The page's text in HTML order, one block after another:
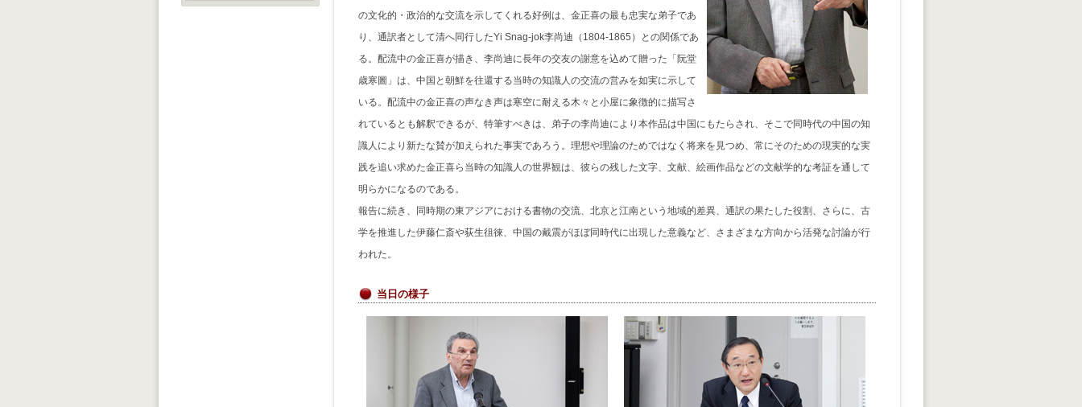
の文化的・政治的な交流を示してくれる好例は、金正喜の最も忠実な弟子であ
り、通訳者として清へ同行したYi Snag-jok李尚迪（1804-1865）との関係であ
る。配流中の金正喜が描き、李尚迪に長年の交友の謝意を込めて贈った「阮堂
歳寒圖」は、中国と朝鮮を往還する当時の知識人の交流の営みを如実に示して
いる。配流中の金正喜の声なき声は寒空に耐える木々と小屋に象徴的に描写さ
れているとも解釈できるが、特筆すべきは、弟子の李尚迪により本作品は中国にもたらされ、そこで同時代の中国の知
識人により新たな賛が加えられた事実であろう。理想や理論のためではなく将来を見つめ、常にそのための現実的な実
践を追い求めた金正喜ら当時の知識人の世界観は、彼らの残した文字、文献、絵画作品などの文献学的な考証を通して
明らかになるのである。
報告に続き、同時期の東アジアにおける書物の交流、北京と江南という地域的差異、通訳の果たした役割、さらに、古
学を推進した伊藤仁斎や荻生徂徠、中国の戴震がほぼ同時代に出現した意義など、さまざまな方向から活発な討論が行
われた。
当日の様子